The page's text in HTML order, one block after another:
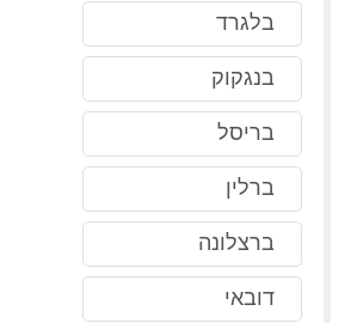
בלגרד
בנגקוק
בריסל
ברלין
ברצלונה
דובאי